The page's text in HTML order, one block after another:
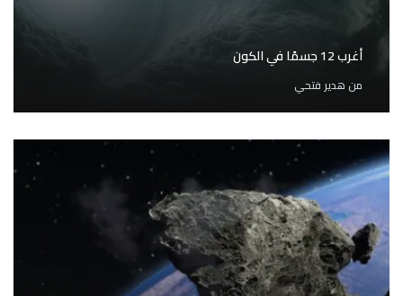
أغرب 12 جسمًا في الكون
من هدير فتحي